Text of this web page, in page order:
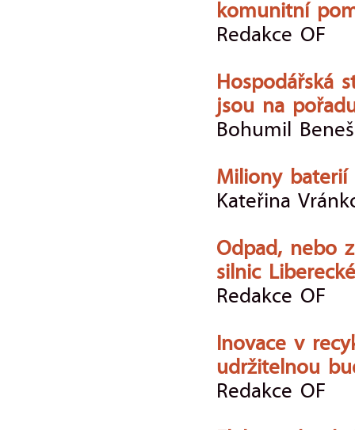
komunitní
Redakce OF
Hospodářská
jsou na
Bohumil Beneš
Miliony baterií
Kateřina
Odpad, nebo
silnic
Redakce OF
Inovace v
udržitelnou
Redakce OF